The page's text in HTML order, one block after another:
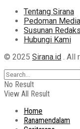
Tentang Sirana
Pedoman
Susunan
Hubungi Kami
© 2025 Sirana.id . All
No Result
View All Result
Home
Ranamendalam